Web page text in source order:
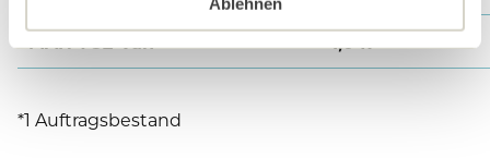
*1 Auftragsbestand